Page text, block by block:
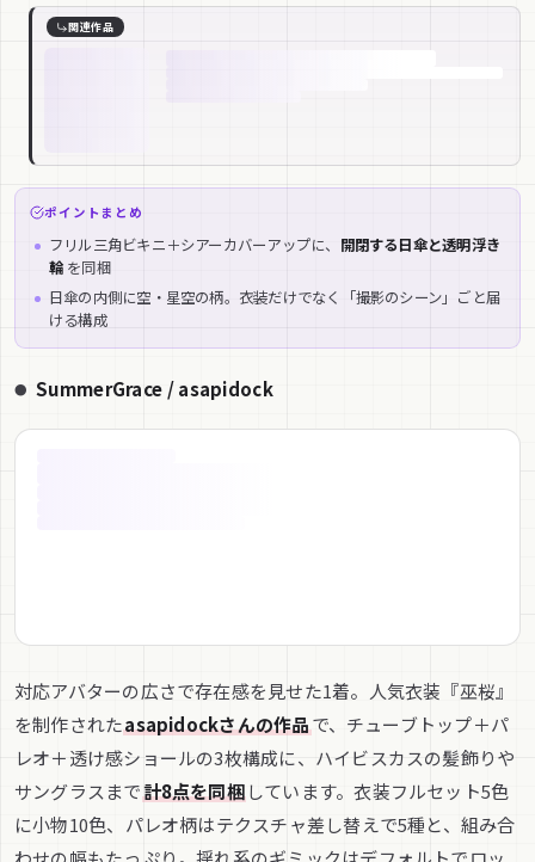
関連作品
ポイントまとめ
フリル三角ビキニ＋シアーカバーアップに、 開閉する日傘と透明浮き
輪 を同梱
日傘の内側に空・星空の柄。衣装だけでなく「撮影のシーン」ごと届
ける構成
SummerGrace / asapidock
対応アバターの広さで存在感を見せた1着。人気衣装『巫桜』
を制作されたasapidockさんの作品で、チューブトップ＋パ
レオ＋透け感ショールの3枚構成に、ハイビスカスの髪飾りや
サングラスまで計8点を同梱しています。衣装フルセット5色
に小物10色、パレオ柄はテクスチャ差し替えで5種と、組み合